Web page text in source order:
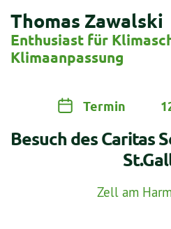
Thomas Zawalski
Enthusiast für
Klimaanpassung
Termin
Besuch des Caritas
Zell am